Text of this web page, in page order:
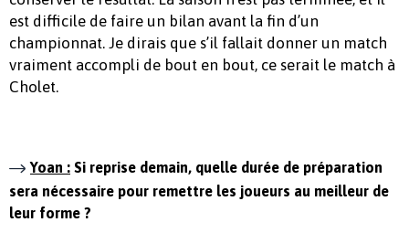
est difficile de faire un bilan avant la fin d’un
championnat. Je dirais que s’il fallait donner un match
vraiment accompli de bout en bout, ce serait le match à
Cholet.
Yoan : Si reprise demain, quelle durée de préparation
sera nécessaire pour remettre les joueurs au meilleur de
leur forme ?